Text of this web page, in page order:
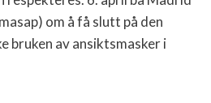
om å få slutt på den
bruken av ansiktsmasker i